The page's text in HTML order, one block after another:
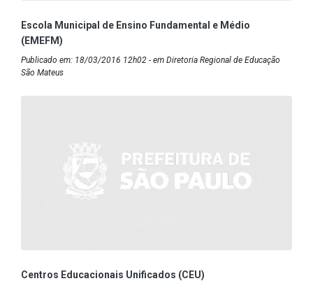
Escola Municipal de Ensino Fundamental e Médio
(EMEFM)
Publicado em: 18/03/2016 12h02 - em Diretoria Regional de Educação
São Mateus
Centros Educacionais Unificados (CEU)